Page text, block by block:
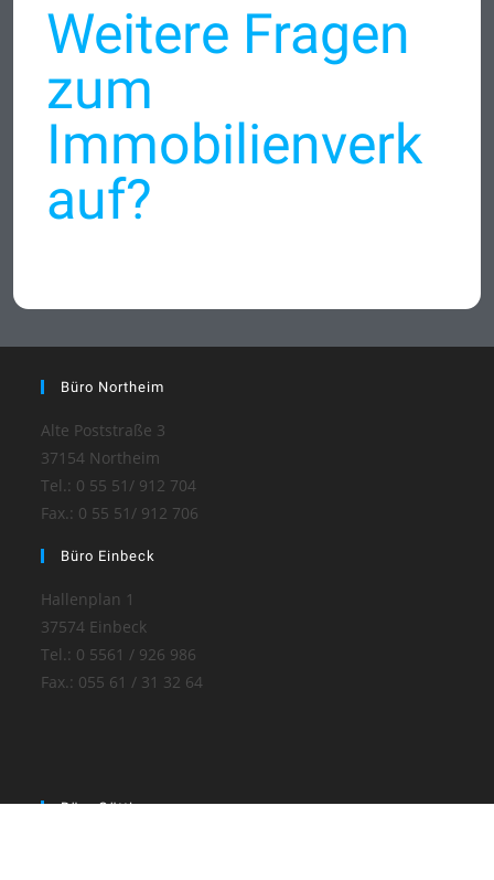
Weitere Fragen
zum
Immobilienverk
auf?
Büro Northeim
Alte Poststraße 3
37154 Northeim
Tel.: 0 55 51/ 912 704
Fax.: 0 55 51/ 912 706
Büro Einbeck
Hallenplan 1
37574 Einbeck
Tel.: 0 5561 / 926 986
Fax.: 055 61 / 31 32 64
Büro Göttingen